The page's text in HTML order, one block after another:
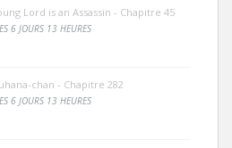
Lord is an Assassin - Chapitre 45
6 JOURS 13 HEURES
chan - Chapitre 282
6 JOURS 13 HEURES